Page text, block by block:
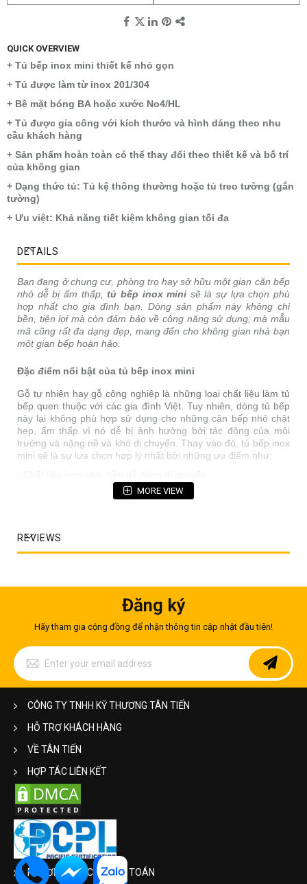
QUICK OVERVIEW
+ Tủ bếp inox mini thiết kế nhỏ gọn
+ Tủ được làm từ inox 201/304
+ Bề mặt bóng BA hoặc xước No4/HL
+ Tủ được gia công với kích thước và hình dáng theo nhu
cầu khách hàng
+ Sản phẩm hoàn toàn có thể thay đổi theo thiết kế và bố trí
của không gian
+ Dạng thức tủ: Tủ kệ thông thường hoặc tủ treo tường (gắn
tường)
+ Ưu việt: Khả năng tiết kiệm không gian tối đa
DETAILS
Bạn đang ở chung cư, phòng trọ hay sở hữu một gian căn bếp
nhỏ dễ bị ẩm thấp,tủ bếp inox mini sẽ là sự lựa chọn phù
hợp nhất cho gia đình bạn. Dòng sản phẩm này không chỉ
bền, tiện lợi mà còn đảm bảo về công năng sử dụng; mà mẫu
mã cũng rất đa dạng đẹp, mang đến cho không gian nhà bạn
một gian bếp hoàn hảo.
Đặc điểm nổi bật của tủ bếp inox mini
Gỗ tự nhiên hay gỗ công nghiệp là những loại chất liệu làm tủ
bếp quen thuộc với các gia đình Việt. Tuy nhiên, dòng tủ bếp
này lại không phù hợp sử dụng cho những căn bếp nhỏ chật
hẹp, ẩm thấp vì nó dễ bị ảnh hưởng bởi tác động của môi
trường và nặng nề và khó di chuyển. Thay vào đó, tủ bếp inox
mini sẽ là sự lựa chọn hợp lý nhất bởi những ưu điểm như:
- Không thấm nước, không bị mối mọt, không cong vênh, bong
không bị hoen gỉ, luôn sáng bóng như mới.
- Sản phẩm có nhiều chủng loại với mẫu mã đa dạng, phong
Tủ bếp inox mini nhỏ gọn
MORE VIEW
REVIEWS
Đăng ký
Hãy tham gia cộng đồng để nhận thông tin cập nhật đầu tiên!
Sign
Up
for
Our
Newsletter:
CÔNG TY TNHH KỸ THƯƠNG TÂN TIẾN
HỖ TRỢ KHÁCH HÀNG
VỀ TÂN TIẾN
HỢP TÁC LIÊN KẾT
PHƯƠNG THỨC THANH TOÁN